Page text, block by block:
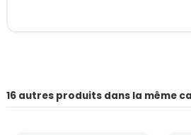
16 autres produits dans la même